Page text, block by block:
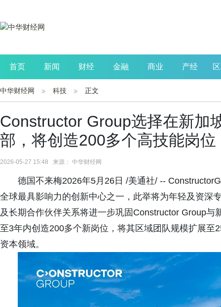
首页 新闻 财经 金融 商业 产经
公司 生活 读书
中华财经网 科技 正文
Constructor Group选择在新加
部，将创造200多个高技能岗位
2026-05-27 15:48 来源： 中华财经网
德国不来梅2026年5月26日 /美通社/ --
全球最具影响力的创新中心之一，此举将为年轻及资深
及长期合作伙伴关系将进一步巩固Constructor Group
至3年内创造200多个新岗位，将其区域团队规模扩展
资本领域。